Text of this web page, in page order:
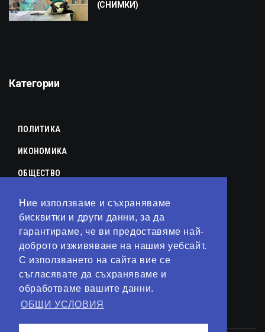
Ние използваме и съхраняваме
бисквитки и други данни, за да
гарантираме, че ви предоставяме най-
доброто изживяване на нашия уебсайт.
С използването на сайта вие се
съгласявате да съхраняваме и
обработваме вашите данни.
ОБЩИ УСЛОВИЯ
(СНИМКИ)
Категории
ПОЛИТИКА
ИКОНОМИКА
ОБЩЕСТВО
КУЛТУРА
ЛАЙФСТАЙЛ
ТЕХНОЛОГИИ
АНАЛИЗИ
СВЯТ